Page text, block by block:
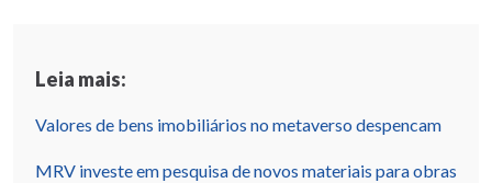
Leia mais:
Valores de bens imobiliários no metaverso despencam
MRV investe em pesquisa de novos materiais para obras